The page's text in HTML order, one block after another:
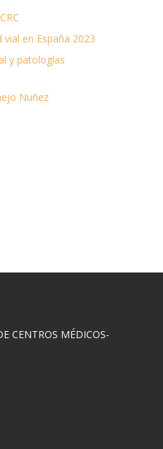
en España 2023
y patologías
Nuñez
CENTROS MÉDICOS-